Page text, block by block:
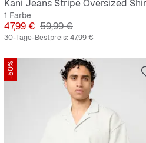
Kani Jeans Stripe Oversized
1 Farbe
Preis
47,99 € Originalpreis
59,99 €
30-Tage-Bestpreis:47,99 €
-50%